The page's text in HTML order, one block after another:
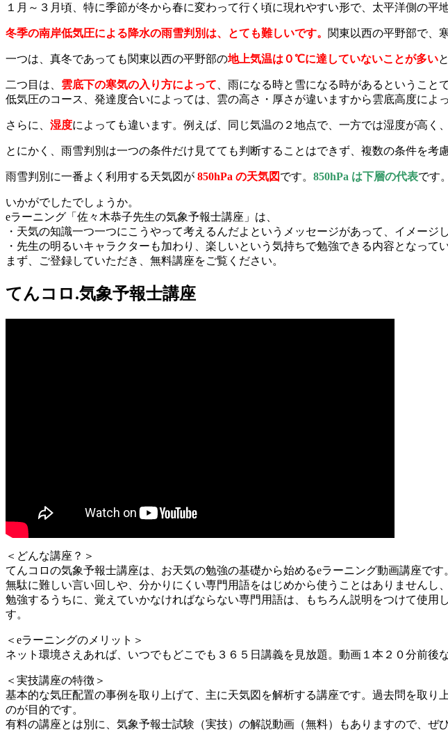
１月～３月頃、特に季節が冬から春に変わって行く頃に現れやすい形で、太平洋側の平
冬季の南岸低気圧による降水の雨雪判別は、とても難しいです。 関東以西の平野部で、
一つは、真冬であっても関東以西の平野部の地上気温は０℃に達していないことが多い
二つ目は、 雲底下の寒気の入り方によって 、雨になる時と雪になる時があるということで
低気圧のコース、発達度合いによっては、雲の高さ・厚さが違いますから雲底高度によ
さらに、 湿度によっても違います。例えば、同じ気温の２地点で、一方では湿度が高く
とにかく、雨雪判別は一つの条件だけ見てても判断することはできず、複数の条件を考
雨雪判別に一番よく利用する天気図が 850hPa の天気図 です。 850hPa は下層の代表です。
いかがでしたでしょうか。
eラーニング「佐々木恭子先生の気象予報士講座」は、
・天気の知識一つ一つにこうやって考えるんだよというメッセージがあって、イメージし
・先生の明るいキャラクターも加わり、楽しいという気持ちで勉強できる内容となってい
まず、ご登録していただき、無料講座をご覧ください。
てんコロ.気象予報士講座
＜どんな講座？＞
てんコロの気象予報士講座は、お天気の勉強の基礎から始めるeラーニング動画講座です
無駄に難しい言い回しや、分かりにくい専門用語をはじめから使うことはありませんし
勉強するうちに、覚えていかなければならない専門用語は、もちろん説明をつけて使
す。
＜eラーニングのメリット＞
ネット環境さえあれば、いつでもどこでも３６５日講義を見放題。動画１本２０分前後
＜実技講座の特徴＞
基本的な気圧配置の事例を取り上げて、主に天気図を解析する講座です。過去問を取
のが目的です。
有料の講座とは別に、気象予報士試験（実技）の解説動画（無料）もありますので、ぜ